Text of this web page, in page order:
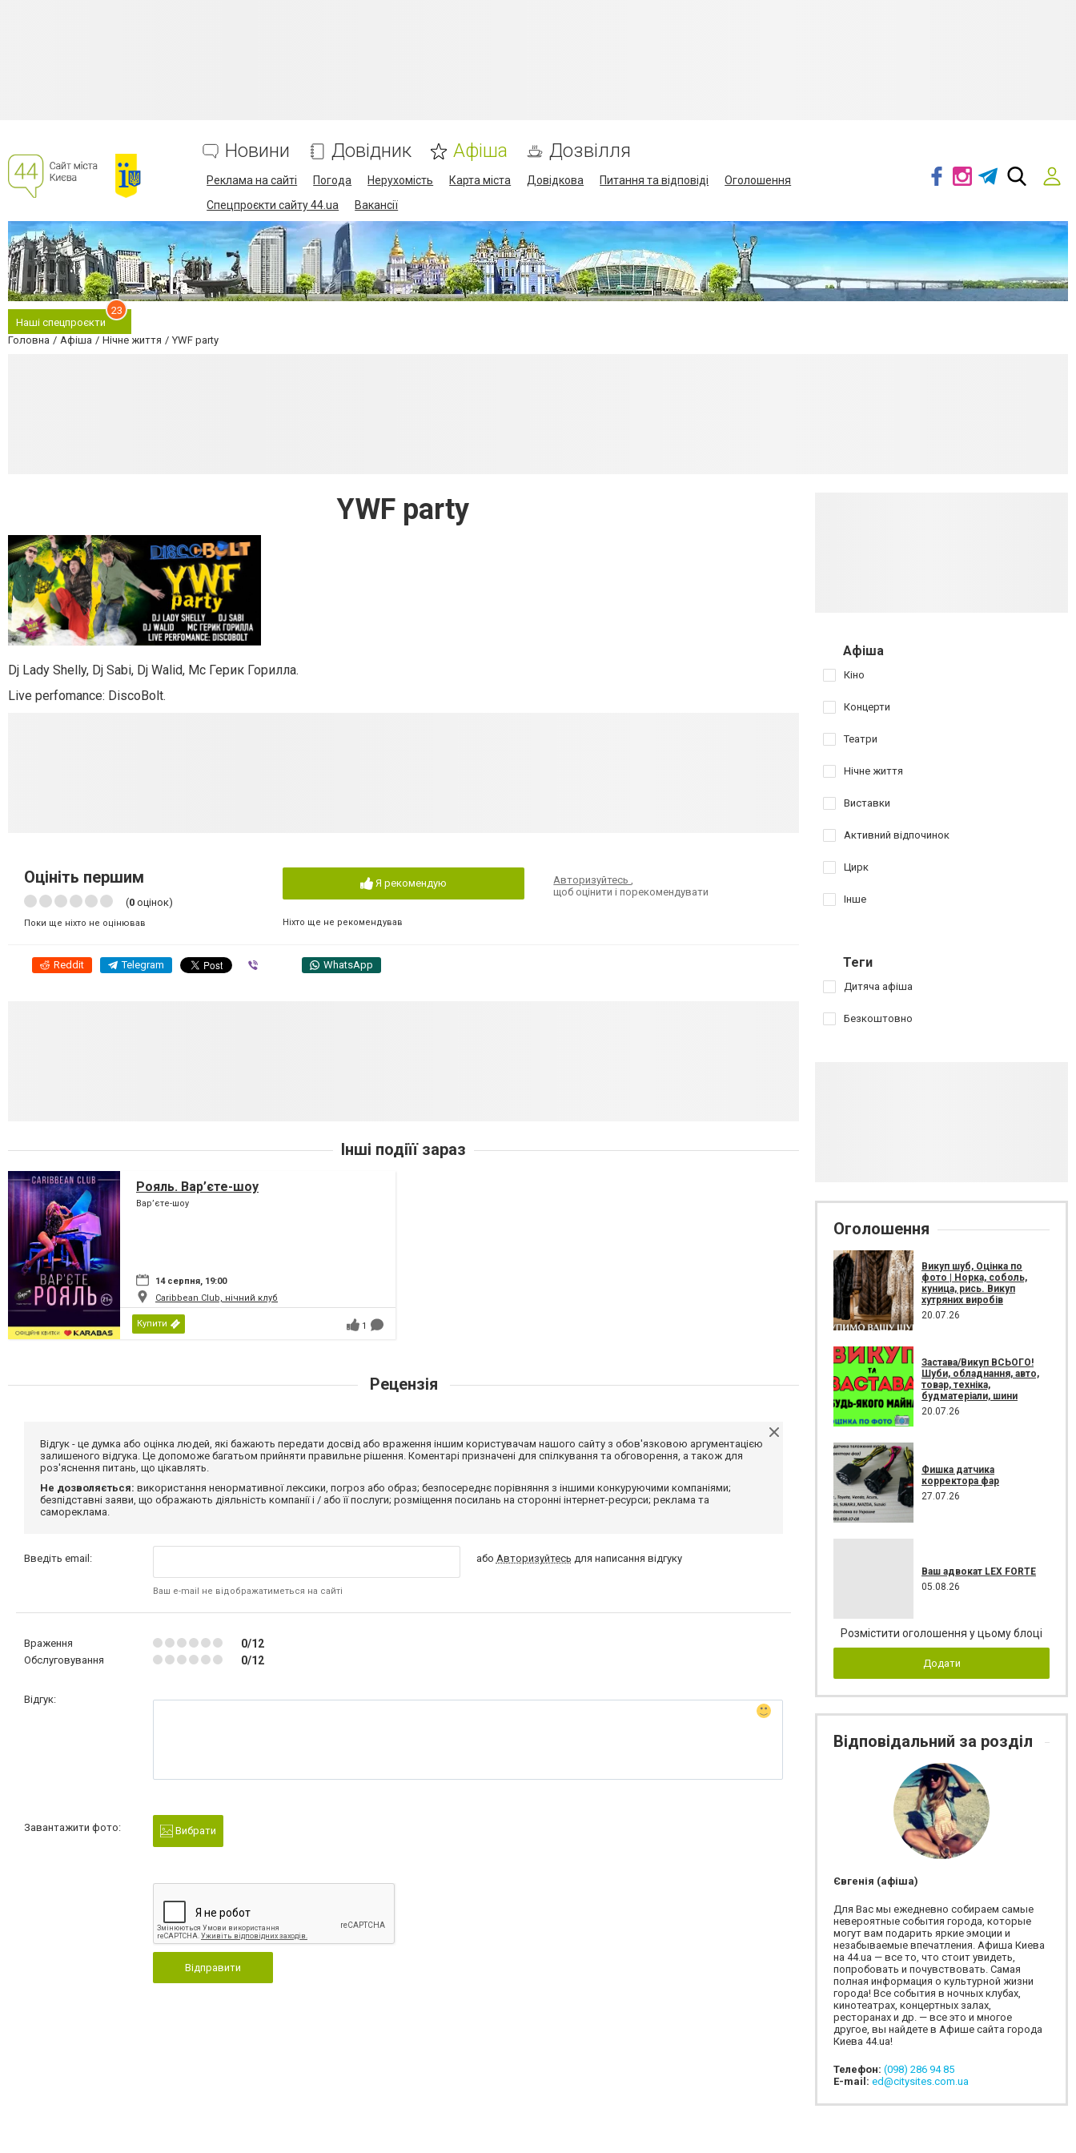
Новини Довідник Афіша Дозвілля
Реклама на сайті Погода Нерухомість Карта міста Довідкова Питання та відповіді
Оголошення
Спецпроєкти сайту 44.ua
Вакансії
Наші спецпроєкти
23
Головна Афіша Нічне життя YWF party
YWF party
Dj Lady Shelly, Dj Sabi, Dj Walid, Mc Герик Горилла.
Live perfomance: DiscoBolt.
Оцініть першим
(0 оцінок)
Поки ще ніхто не оцінював
Я рекомендую
Ніхто ще не рекомендував
Авторизуйтесь
щоб оцінити і порекомендувати
Reddit Telegram WhatsApp
Інші подіїї зараз
Рояль. Вар’єте-шоу
Вар’єте-шоу
14 серпня, 19:00
Caribbean Club, нічний клуб
Купити 1
Рецензія
Відгук - це думка або оцінка людей, які бажають передати досвід або враження іншим користувачам нашого сайту з обов'язковою аргументацією
залишеного відгука. Це допоможе багатьом прийняти правильне рішення. Коментарі призначені для спілкування та обговорення, а також для
роз'яснення питань, що цікавлять.
Не дозволяється: використання ненормативної лексики, погроз або образ; безпосереднє порівняння з іншими конкуруючими компаніями;
безпідставні заяви, що ображають діяльність компанії і / або її послуги; розміщення посилань на сторонні інтернет-ресурси; реклама та
самореклама.
Введіть email:
Ваш e-mail не відображатиметься на сайті
або Авторизуйтесь для написання відгуку
Враження 0/12
Обслуговування 0/12
Відгук:
Завантажити фото: Вибрати
Відправити
Афіша
Кіно
Концерти
Театри
Нічне життя
Виставки
Активний відпочинок
Цирк
Інше
Теги
Дитяча афіша
Безкоштовно
Оголошення
Викуп шуб, Оцінка по
фото | Норка, соболь,
куница, рись. Викуп
хутряних виробів
20.07.26
Застава/Викуп ВСЬОГО!
Шуби, обладнання, авто,
товар, техніка,
будматеріали, шини
20.07.26
Фишка датчика
корректора фар
27.07.26
Ваш адвокат LEX FORTE
05.08.26
Розмістити оголошення у цьому блоці
Додати
Відповідальний за розділ
Євгенія (афіша)
Для Вас мы ежедневно собираем самые
невероятные события города, которые
могут вам подарить яркие эмоции и
незабываемые впечатления. Афиша Киева
на 44.ua — все то, что стоит увидеть,
попробовать и почувствовать. Самая
полная информация о культурной жизни
города! Все события в ночных клубах,
кинотеатрах, концертных залах,
ресторанах и др. — все это и многое
другое, вы найдете в Афише сайта города
Киева 44.ua!
Телефон: (098) 286 94 85
E-mail: ed@citysites.com.ua